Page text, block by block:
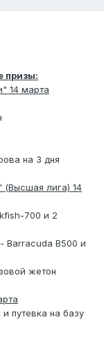
призы:
14 марта
на 3 дня
(Высшая лига) 14
700 и 2
Barracuda В500 и
жетон
путевка на базу